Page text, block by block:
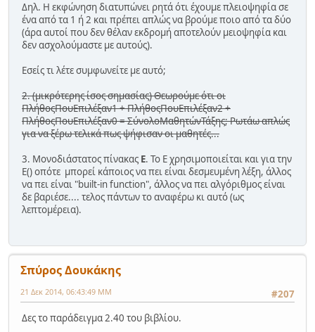
Δηλ. Η εκφώνηση διατυπώνει ρητά ότι έχουμε πλειοψηφία σε
ένα από τα 1 ή 2 και πρέπει απλώς να βρούμε ποιο από τα δύο
(άρα αυτοί που δεν θέλαν εκδρομή αποτελούν μειοψηφία και
δεν ασχολούμαστε με αυτούς).
Εσείς τι λέτε συμφωνείτε με αυτό;
2. (μικρότερης ίσος σημασίας) Θεωρούμε ότι οι
ΠλήθοςΠουΕπιλέξαν1 + ΠλήθοςΠουΕπιλέξαν2 +
ΠλήθοςΠουΕπιλέξαν0 = ΣύνολοΜαθητώνΤάξης; Ρωτάω απλώς
για να ξέρω τελικά πως ψήφισαν οι μαθητές...
3. Μονοδιάστατος πίνακας Ε. Το Ε χρησιμοποιείται και για την
Ε() οπότε μπορεί κάποιος να πει είναι δεσμευμένη λέξη, άλλος
να πει είναι "built-in function", άλλος να πει αλγόριθμος είναι
δε βαριέσε.... τελος πάντων το αναφέρω κι αυτό (ως
λεπτομέρεια).
Σπύρος Δουκάκης
#207
21 Δεκ 2014, 06:43:49 ΜΜ
Δες το παράδειγμα 2.40 του βιβλίου.